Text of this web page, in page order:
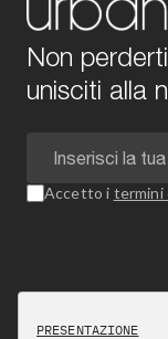
Non
unisciti alla
Accetto i termini
PRESENTAZIONE